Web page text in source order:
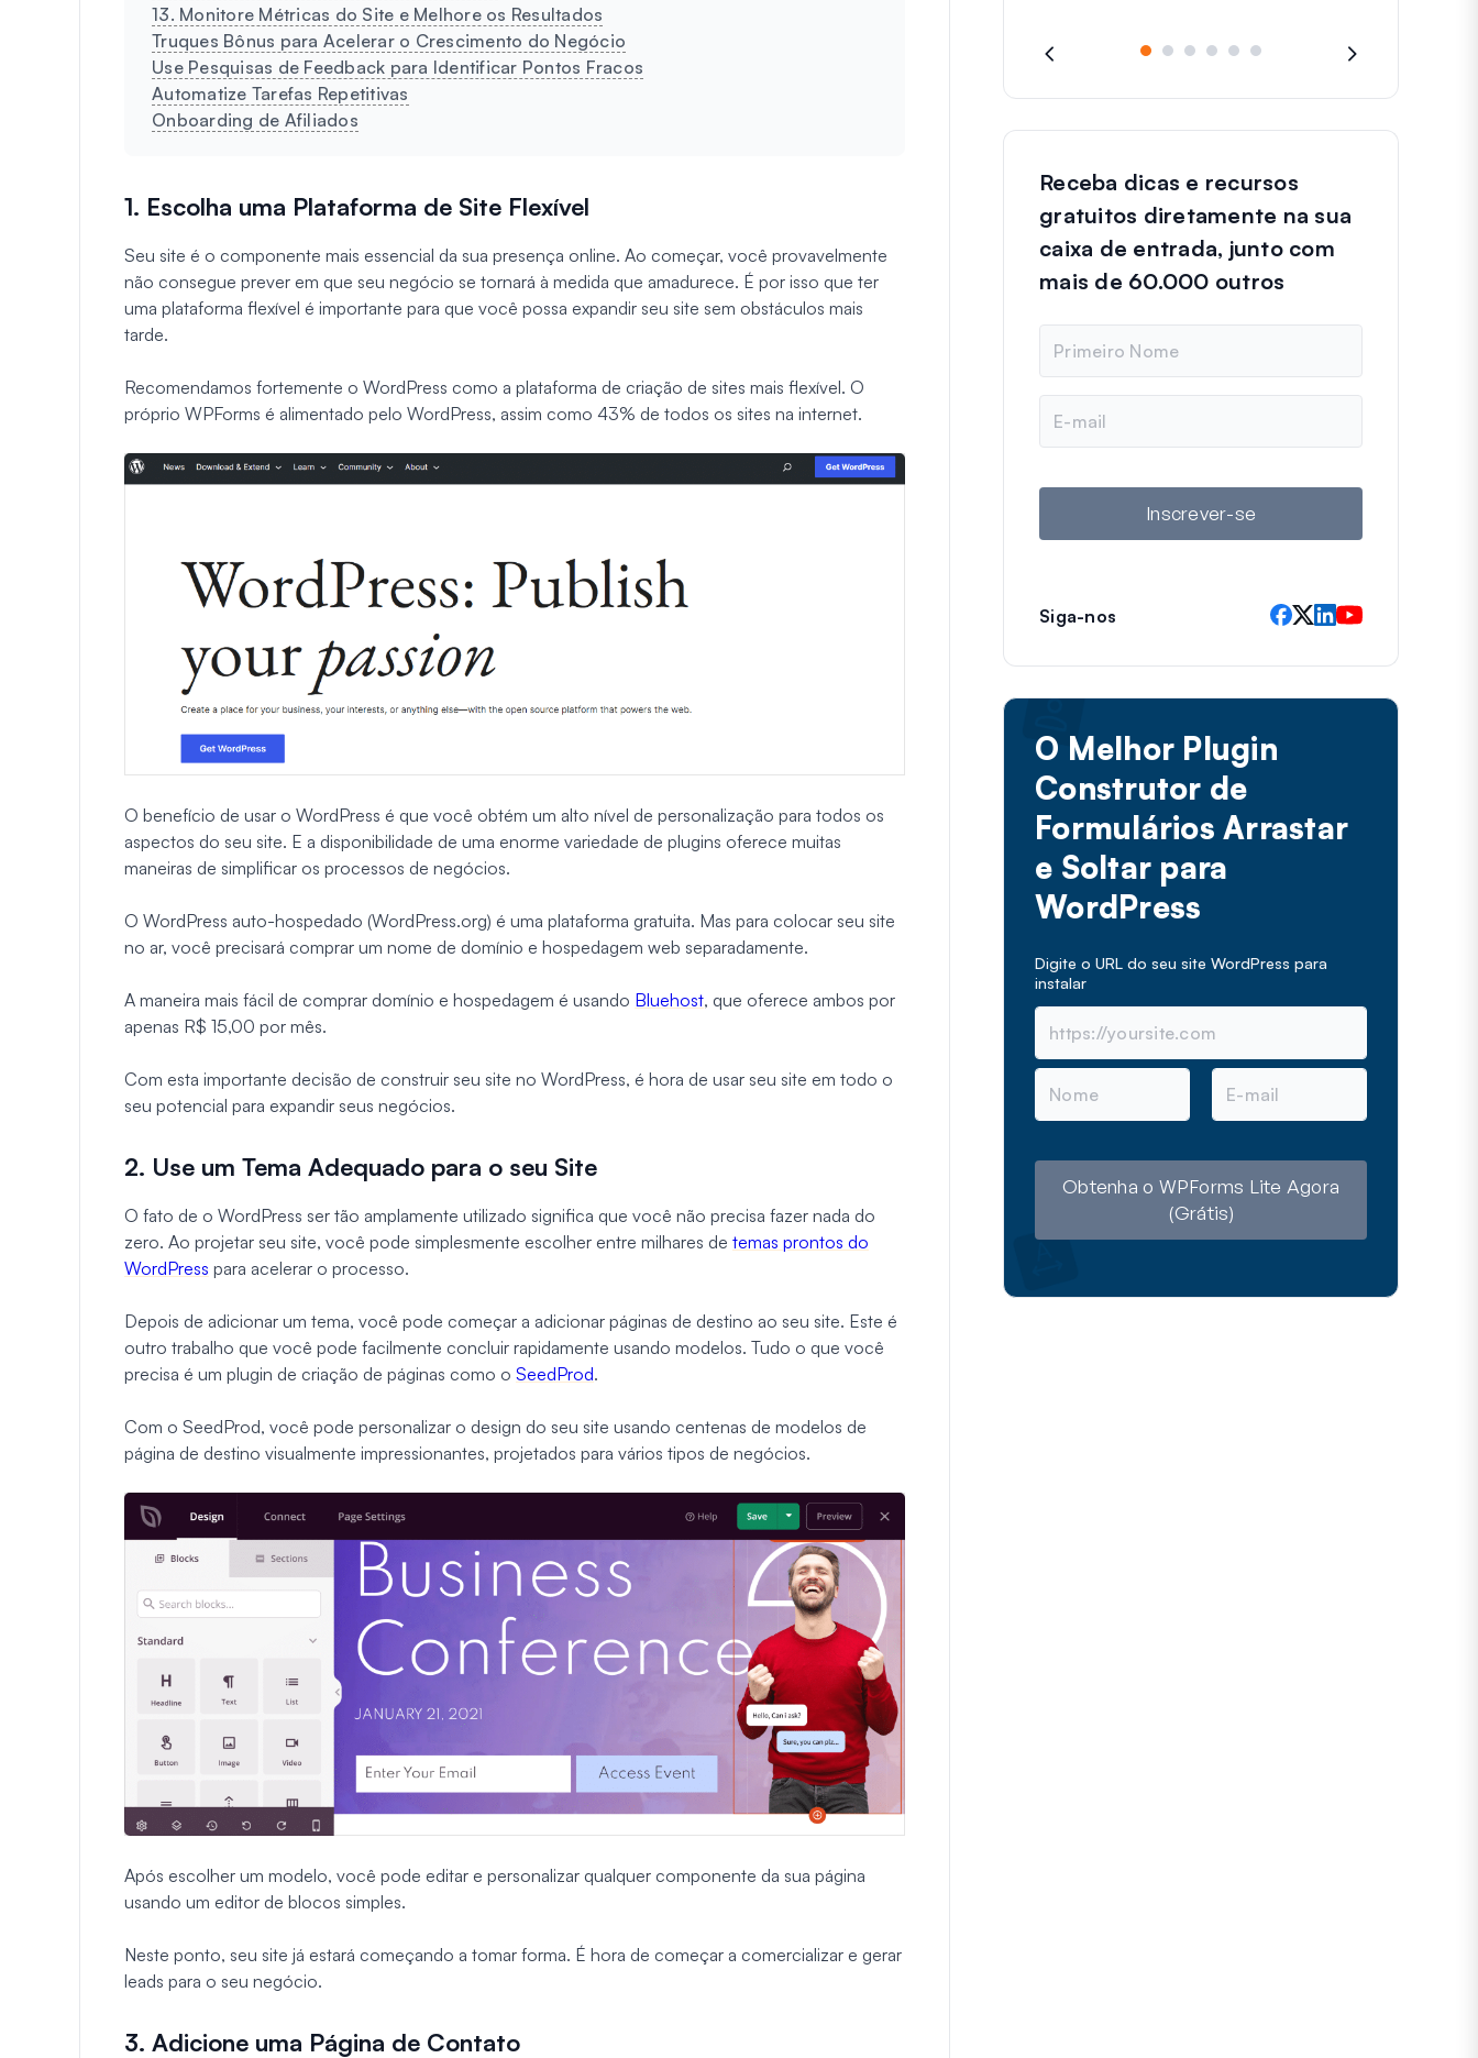
13. Monitore Métricas do Site e Melhore os Resultados
Truques Bônus para Acelerar o Crescimento do Negócio
Use Pesquisas de Feedback para Identificar Pontos Fracos
Automatize Tarefas Repetitivas
Onboarding de Afiliados
1. Escolha uma Plataforma de Site Flexível
Seu site é o componente mais essencial da sua presença online. Ao começar, você provavelmente
não consegue prever em que seu negócio se tornará à medida que amadurece. É por isso que ter
uma plataforma flexível é importante para que você possa expandir seu site sem obstáculos mais
tarde.
Recomendamos fortemente o WordPress como a plataforma de criação de sites mais flexível. O
próprio WPForms é alimentado pelo WordPress, assim como 43% de todos os sites na internet.
O benefício de usar o WordPress é que você obtém um alto nível de personalização para todos os
aspectos do seu site. E a disponibilidade de uma enorme variedade de plugins oferece muitas
maneiras de simplificar os processos de negócios.
O WordPress auto-hospedado (WordPress.org) é uma plataforma gratuita. Mas para colocar seu site
no ar, você precisará comprar um nome de domínio e hospedagem web separadamente.
A maneira mais fácil de comprar domínio e hospedagem é usando Bluehost, que oferece ambos por
apenas R$ 15,00 por mês.
Com esta importante decisão de construir seu site no WordPress, é hora de usar seu site em todo o
seu potencial para expandir seus negócios.
2. Use um Tema Adequado para o seu Site
O fato de o WordPress ser tão amplamente utilizado significa que você não precisa fazer nada do
zero. Ao projetar seu site, você pode simplesmente escolher entre milhares de temas prontos do
WordPress para acelerar o processo.
Depois de adicionar um tema, você pode começar a adicionar páginas de destino ao seu site. Este é
outro trabalho que você pode facilmente concluir rapidamente usando modelos. Tudo o que você
precisa é um plugin de criação de páginas como o SeedProd.
Com o SeedProd, você pode personalizar o design do seu site usando centenas de modelos de
página de destino visualmente impressionantes, projetados para vários tipos de negócios.
Após escolher um modelo, você pode editar e personalizar qualquer componente da sua página
usando um editor de blocos simples.
Neste ponto, seu site já estará começando a tomar forma. É hora de começar a comercializar e gerar
leads para o seu negócio.
3. Adicione uma Página de Contato
Receba dicas e recursos
gratuitos diretamente na sua
caixa de entrada, junto com
mais de 60.000 outros
m
e
m
i
Inscrever-se
Siga-nos
O Melhor Plugin
Construtor de
Formulários Arrastar
e Soltar para
WordPress
Digite o URL do seu site WordPress para
instalar
N
m
E
m
Obtenha o WPForms Lite Agora
(Grátis)